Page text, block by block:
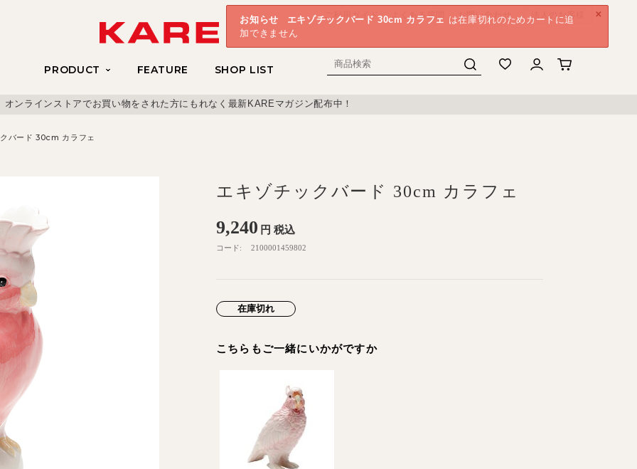
×
お知らせ エキゾチックバード 30cm カラフェ は在庫切れのためカートに追
加できません
ご利用ガイド よくある質問 お問い合わせ 法人のお客様
PRODUCT FEATURE SHOP LIST
オンラインストアでお買い物をされた方にもれなく最新KAREマガジン配布中！
バード 30cm カラフェ
エキゾチックバード 30cm カラフェ
9,240 円 税込
コード: 2100001459802
在庫切れ
こちらもご一緒にいかがですか